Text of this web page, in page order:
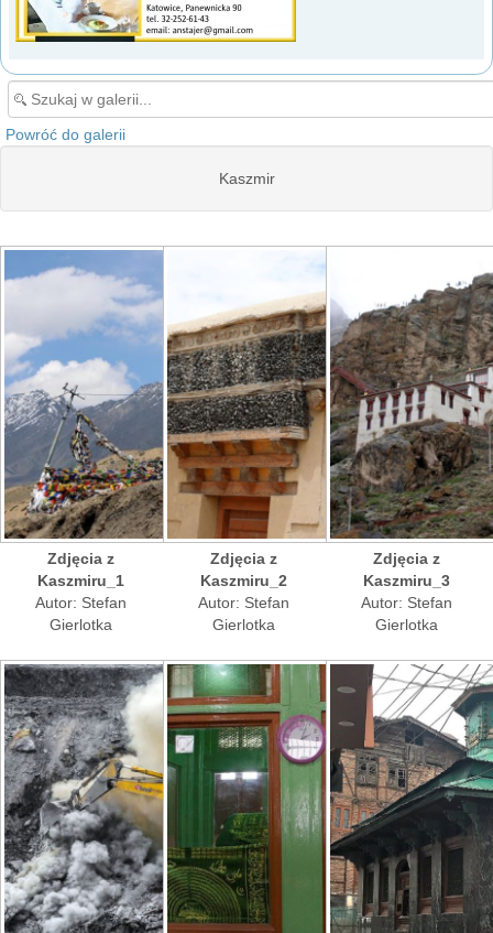
Powróć do galerii
Kaszmir
Zdjęcia z
Kaszmiru_1
Autor: Stefan
Gierlotka
Zdjęcia z
Kaszmiru_2
Autor: Stefan
Gierlotka
Zdjęcia z
Kaszmiru_3
Autor: Stefan
Gierlotka